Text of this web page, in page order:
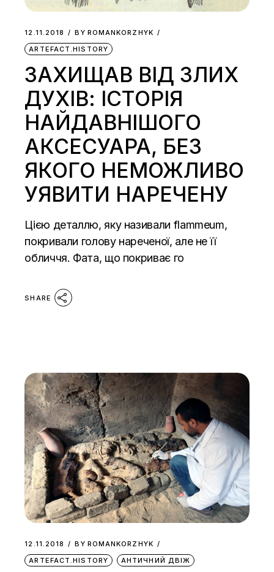
12.11.2018 BY ROMANKORZHYK
ARTEFACT.HISTORY
ЗАХИЩАВ ВІД ЗЛИХ
ДУХІВ: ІСТОРІЯ
НАЙДАВНІШОГО
АКСЕСУАРА, БЕЗ
ЯКОГО НЕМОЖЛИВО
УЯВИТИ НАРЕЧЕНУ
Цією деталлю, яку називали flammeum,
покривали голову нареченої, але не її
обличчя. Фата, що покриває го
SHARE
12.11.2018 BY ROMANKORZHYK
ARTEFACT.HISTORY
АНТИЧНИЙ ДВІЖ